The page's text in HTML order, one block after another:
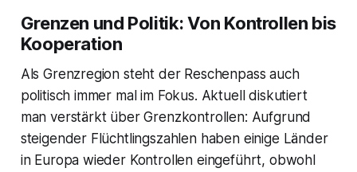
Grenzen und Politik: Von Kontrollen bis
Kooperation
Als Grenzregion steht der Reschenpass auch
politisch immer mal im Fokus. Aktuell diskutiert
man verstärkt über Grenzkontrollen: Aufgrund
steigender Flüchtlingszahlen haben einige Länder
in Europa wieder Kontrollen eingeführt, obwohl